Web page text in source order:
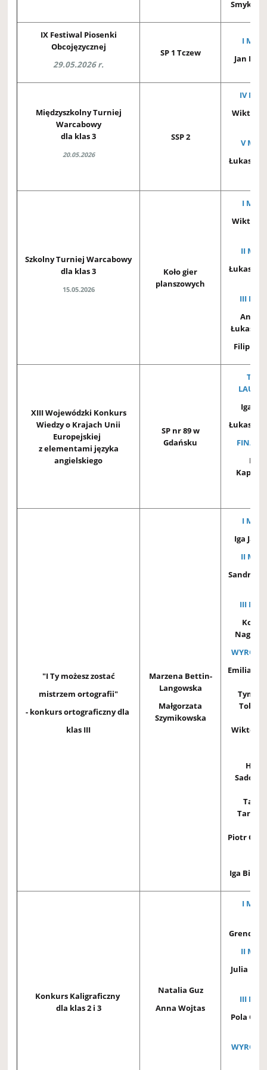
IX Festiwal Piosenki
Obcojęzycznej
29.05.2026 r.
SP 1 Tczew
I
Jan
Międzyszkolny Turniej
Warcabowy
dla klas 3
20.05.2026
SSP 2
IV
Wiktor
V
Łukasz
Szkolny Turniej Warcabowy
dla klas 3
15.05.2026
Koło gier
planszowych
I
Wiktor
II
Łukasz
III
Filip
XIII Wojewódzki Konkurs
Wiedzy o Krajach Unii
Europejskiej
z elementami języka
angielskiego
SP nr 89 w
Gdańsku
Iga
Łukasz
"I Ty możesz zostać
mistrzem ortografii"
- konkurs ortograficzny dla
klas III
Marzena Bettin-
Langowska
Małgorzata
Szymikowska
I
Iga
II
Sandra
III
Emilia
Wiktor
Piotr
Iga
Konkurs Kaligraficzny
dla klas 2 i 3
Natalia Guz
Anna Wojtas
I
II
Julia
III
Pola